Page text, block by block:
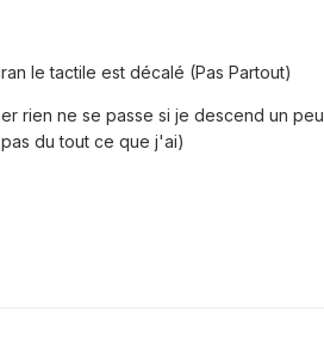
le tactile est décalé (Pas Partout)
rien ne se passe si je descend un
du tout ce que j'ai)